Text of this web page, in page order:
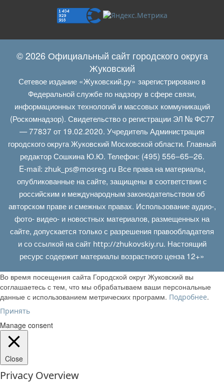
© 2026 Официальный сайт городского округа
Жуковский
Сетевое издание «Жуковский.ру» зарегистрировано в
Федеральной службе по надзору в сфере связи,
информационных технологий и массовых коммуникаций
(Роскомнадзор). Свидетельство о регистрации ЭЛ № ФС77
— 77837 от 19.02.2020. Учредитель Администрация
городского округа Жуковский Московской области. Главный
редактор Сошкина Ю.Ю. Телефон: (495) 556–65–26.
E‑mail: zhuk_ps@mosreg.ruВсе права на материалы,
опубликованные на сайте, защищены в соответствии с
российским и международным законодательством об
авторском праве и смежных правах. Использование аудио-,
фото- видео- и новостных материалов, размещенных на
сайте, допускается только с разрешения правообладателя
и со ссылкой на сайт http://zhukovskiy.ru. Настоящий
ресурс содержит материалы возрастного ценза 12+»
Во время посещения сайта Городской округ Жуковский вы
соглашаетесь с тем, что мы обрабатываем ваши персональные
данные с использованием метрических программ. Подробнее.
Принять
Manage consent
Close
Privacy Overview